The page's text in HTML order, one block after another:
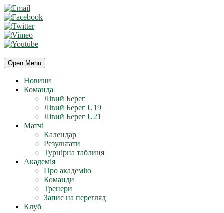
Open Menu
Новини
Команда
Лівий Берег
Лівий Берег U19
Лівий Берег U21
Матчі
Календар
Результати
Турнірна таблиця
Академія
Про академію
Команди
Тренери
Запис на перегляд
Клуб